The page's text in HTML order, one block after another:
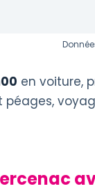
en voiture,